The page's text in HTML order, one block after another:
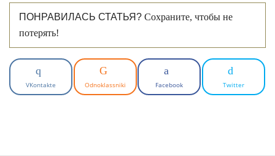
ПОНРАВИЛАСЬ СТАТЬЯ? Сохраните, чтобы не
потерять!
VKontakte Odnoklassniki Facebook Twitter